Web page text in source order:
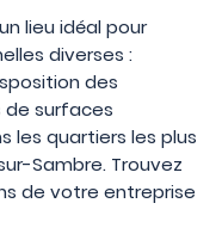
lieu idéal pour
diverses :
des
surfaces
les quartiers les plus
Sambre. Trouvez
de votre entreprise